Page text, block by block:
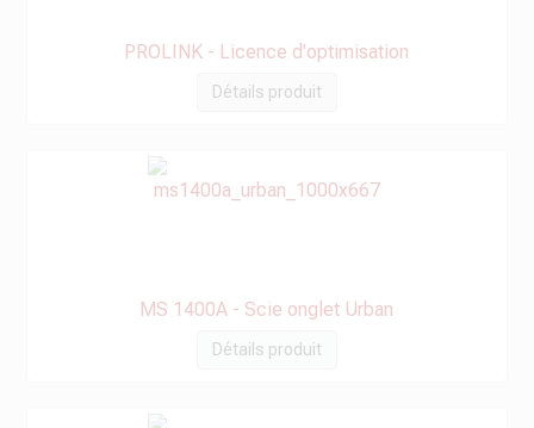
PROLINK - Licence d'optimisation
Détails produit
MS 1400A - Scie onglet Urban
Détails produit